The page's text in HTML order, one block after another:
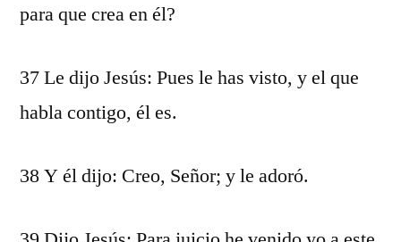
para que crea en él?
37 Le dijo Jesús: Pues le has visto, y el que
habla contigo, él es.
38 Y él dijo: Creo, Señor; y le adoró.